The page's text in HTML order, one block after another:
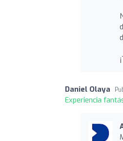
Daniel Olaya
Experiencia